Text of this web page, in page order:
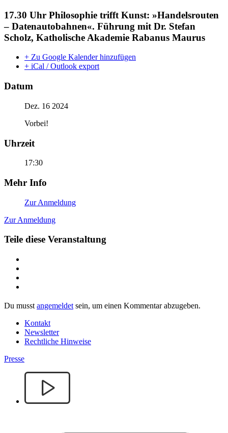
17.30 Uhr Philosophie trifft Kunst: »Handelsrouten
– Datenautobahnen«. Führung mit Dr. Stefan
Scholz, Katholische Akademie Rabanus Maurus
+ Zu Google Kalender hinzufügen
+ iCal / Outlook export
Datum
Dez. 16 2024
Vorbei!
Uhrzeit
17:30
Mehr Info
Zur Anmeldung
Zur Anmeldung
Teile diese Veranstaltung
Du musst angemeldet sein, um einen Kommentar abzugeben.
Kontakt
Newsletter
Rechtliche Hinweise
Presse